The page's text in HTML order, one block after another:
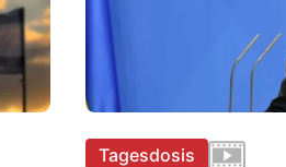
Tagesdosis